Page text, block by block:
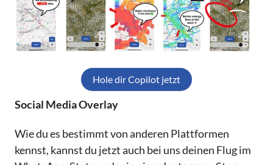
Hole dir Copilot jetzt
Social Media Overlay
Wie du es bestimmt von anderen Plattformen
kennst, kannst du jetzt auch bei uns deinen Flug im